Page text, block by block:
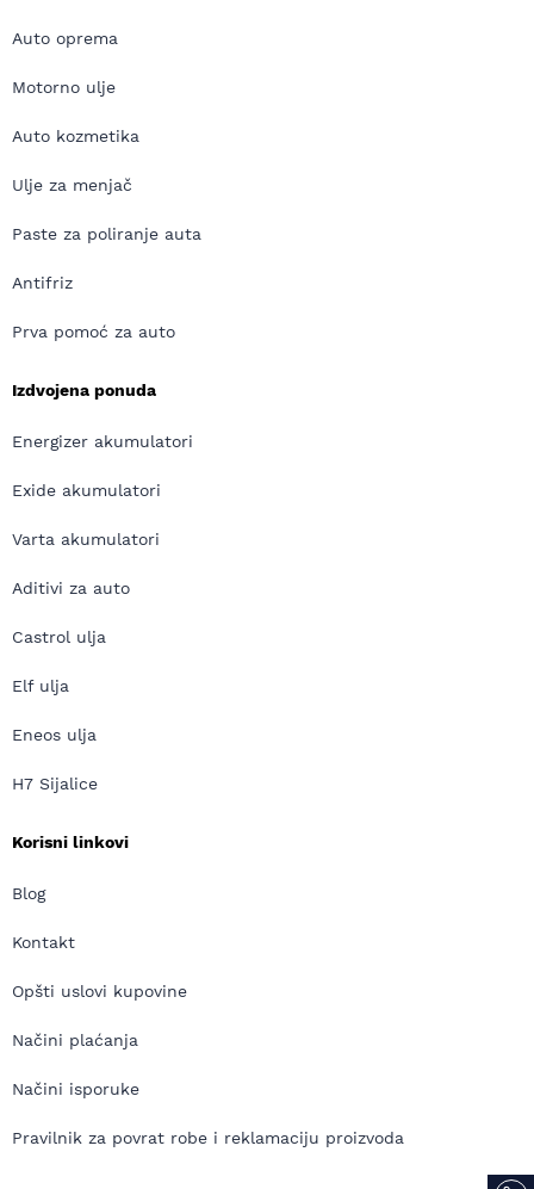
Auto oprema
Motorno ulje
Auto kozmetika
Ulje za menjač
Paste za poliranje auta
Antifriz
Prva pomoć za auto
Izdvojena ponuda
Energizer akumulatori
Exide akumulatori
Varta akumulatori
Aditivi za auto
Castrol ulja
Elf ulja
Eneos ulja
H7 Sijalice
Korisni linkovi
Blog
Kontakt
Opšti uslovi kupovine
Načini plaćanja
Načini isporuke
Pravilnik za povrat robe i reklamaciju proizvoda